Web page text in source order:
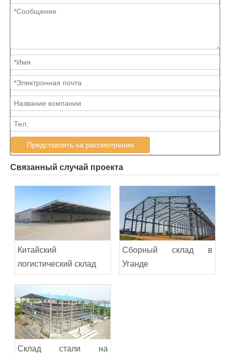
Представлять на рассмотрение
Связанный случай проекта
Китайский
логистический склад
Сборный склад в
Уганде
Склад стали на